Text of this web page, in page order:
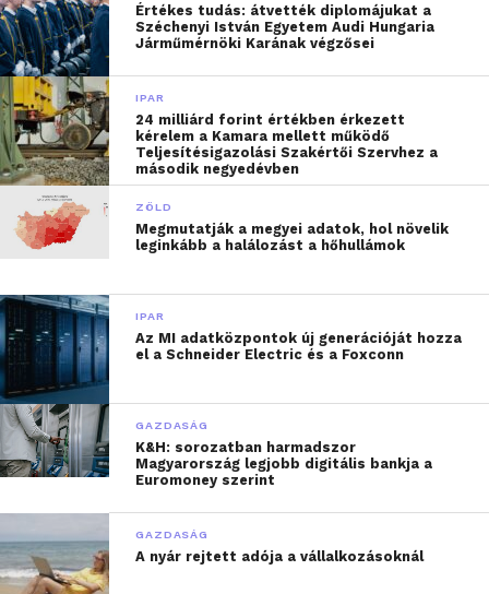
Értékes tudás: átvették diplomájukat a
Széchenyi István Egyetem Audi Hungaria
Járműmérnöki Karának végzősei
IPAR
24 milliárd forint értékben érkezett
kérelem a Kamara mellett működő
Teljesítésigazolási Szakértői Szervhez a
második negyedévben
ZÖLD
Megmutatják a megyei adatok, hol növelik
leginkább a halálozást a hőhullámok
IPAR
Az MI adatközpontok új generációját hozza
el a Schneider Electric és a Foxconn
GAZDASÁG
K&H: sorozatban harmadszor
Magyarország legjobb digitális bankja a
Euromoney szerint
GAZDASÁG
A nyár rejtett adója a vállalkozásoknál